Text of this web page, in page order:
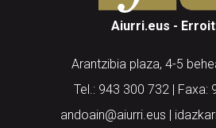
Arantzibia plaza, 4-5
Codesyntaxek